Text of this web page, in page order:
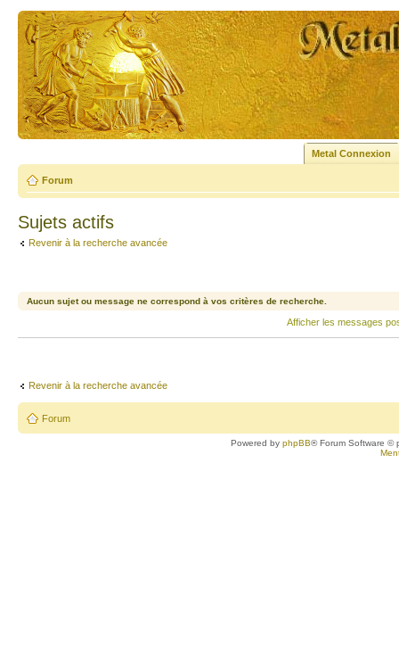
Metal Connexion
Forum
Sujets actifs
Revenir à la recherche avancée
Aucun sujet ou message ne correspond à vos critères de recherche.
Afficher les messages
Revenir à la recherche avancée
Forum
Powered byphpBB® Forum Software ©